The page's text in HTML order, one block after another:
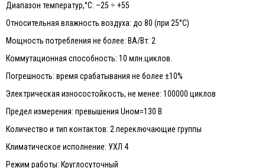
Диапазон температур,°С: –25 ÷ +55
Относительная влажность воздуха: до 80 (при 25°С)
Мощность потребления не более: ВА/Вт: 2
Коммутационная способность: 10 млн.циклов.
Погрешность: время срабатывания не более ±10%
Электрическая износостойкость, не менее: 100000 циклов
Предел измерения: превышения Uном=130 В
Количество и тип контактов: 2 переключающие группы
Климатическое исполнение: УХЛ 4
Режим работы: Круглосуточный